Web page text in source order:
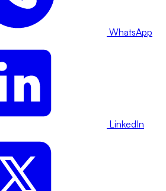
WhatsApp
LinkedIn